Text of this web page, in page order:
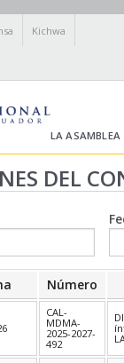
Kichwa
LA ASAMBLEA
DEL
Número
CAL-
MDMA-
2025-2027-
492